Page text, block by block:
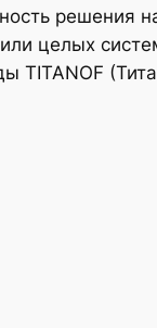
решения
целых
TITANOF